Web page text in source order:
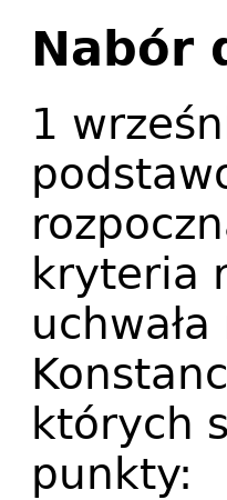
Nabór
1
kryteria
których
punkty: